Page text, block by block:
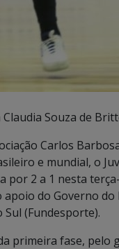
Claudia Souza de
Carlos
e mundial, o
2 a 1 nesta
do Governo
(Fundesporte).
primeira fase, pelo